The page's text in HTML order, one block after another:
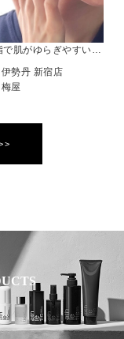
乾燥や皮脂で肌がゆらぎやすい時期の味方
伊勢丹 新宿店
梅屋